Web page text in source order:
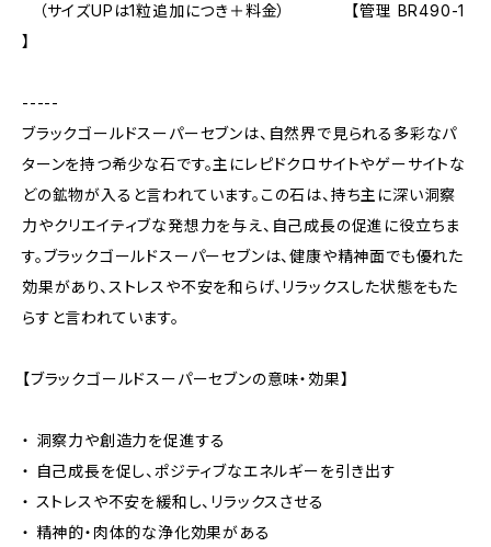
（サイズUPは1粒追加につき＋料金） 【管理 BR490-1
】
-----
ブラックゴールドスーパーセブンは、自然界で見られる多彩なパ
ターンを持つ希少な石です。主にレピドクロサイトやゲーサイトな
どの鉱物が入ると言われています。この石は、持ち主に深い洞察
力やクリエイティブな発想力を与え、自己成長の促進に役立ちま
す。ブラックゴールドスーパーセブンは、健康や精神面でも優れた
効果があり、ストレスや不安を和らげ、リラックスした状態をもた
らすと言われています。
【ブラックゴールドスーパーセブンの意味・効果】
・ 洞察力や創造力を促進する
・ 自己成長を促し、ポジティブなエネルギーを引き出す
・ ストレスや不安を緩和し、リラックスさせる
・ 精神的・肉体的な浄化効果がある